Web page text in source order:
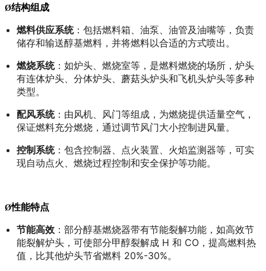
Ø结构组成
燃料供应系统：包括燃料箱、油泵、油管及油嘴等，负责
储存和输送醇基燃料，并将燃料以合适的方式喷出。
燃烧系统：如炉头、燃烧室等，是燃料燃烧的场所，炉头
有连体炉头、分体炉头、蘑菇头炉头和飞机头炉头等多种
类型。
配风系统：由风机、风门等组成，为燃烧提供适量空气，
保证燃料充分燃烧，通过调节风门大小控制进风量。
控制系统：包含控制器、点火装置、火焰监测器等，可实
现自动点火、燃烧过程控制和安全保护等功能。
Ø性能特点
节能高效 ：部分醇基燃烧器带有节能裂解功能，如高效节
能裂解炉头，可使部分甲醇裂解成 H 和 CO，提高燃料热
值，比其他炉头节省燃料 20%-30%。